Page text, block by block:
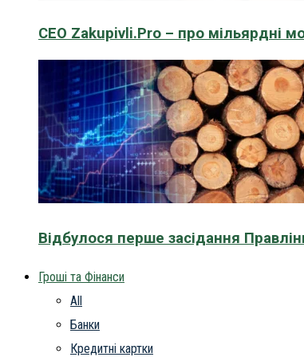
CEO Zakupivli.Pro – про мільярдні
Відбулося перше засідання
Гроші та Фінанси
All
Банки
Кредитні картки